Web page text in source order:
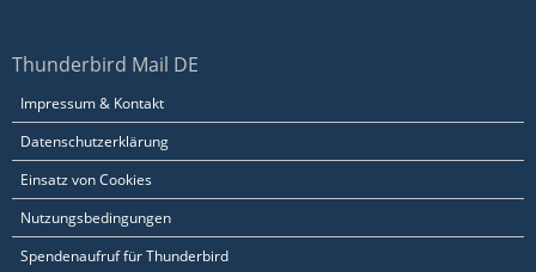
Thunderbird Mail DE
Impressum & Kontakt
Datenschutzerklärung
Einsatz von Cookies
Nutzungsbedingungen
Spendenaufruf für Thunderbird